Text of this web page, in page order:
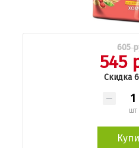
605
545
Скидка
шт